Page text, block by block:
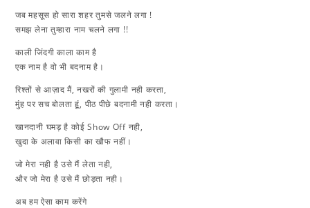
जब महसूस हो सारा शहर तुमसे जलने लगा !
समझ लेना तुम्हारा नाम चलने लगा !!
काली जिंदगी काला काम है
एक नाम है वो भी बदनाम है।
रिश्तों से आज़ाद मैं, नखरों की गुलामी नही करता,
मुंह पर सच बोलता हूं, पीठ पीछे बदनामी नही करता।
खानदानी घमड़ है कोई Show Off नही,
खुदा के अलावा किसी का खौफ नहीं।
जो मेरा नही है उसे मैं लेता नही,
और जो मेरा है उसे मैं छोड़ता नही।
अब हम ऐसा काम करेंगे